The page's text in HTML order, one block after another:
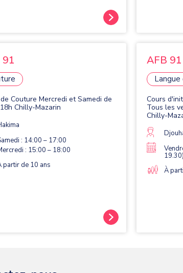
Couture Mercredi et Samedi de
Chilly-Mazarin
: 14:00 – 17:00
: 15:00 – 18:00
partir de 10 ans
AFB 91
Langue
Cours
Tous les
Chilly-
19.30)
À